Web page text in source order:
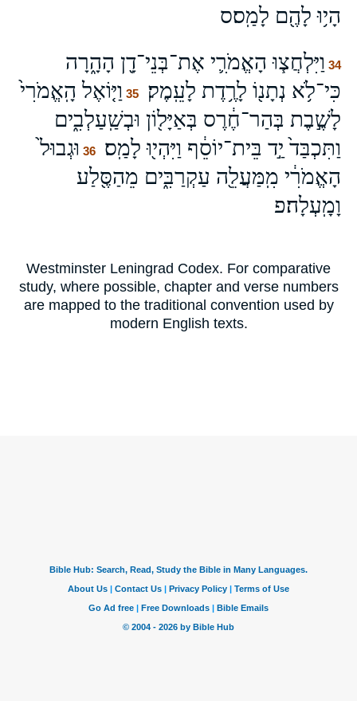
הָי֥וּ לָהֶ֖ם לָמַֽס׃ס
34 וַיִּלְחֲצ֧וּ הָאֱמֹרִ֛י אֶת־בְּנֵי־דָ֖ן הָהָ֑רָה
כִּי־לֹ֥א נְתָנ֖וֹ לָרֶ֥דֶת לָעֵֽמֶק׃
35 וַיּ֤וֹאֶל הָֽאֱמֹרִי֙
לָשֶׁ֣בֶת בְּהַר־חֶ֔רֶס בְּאַיָּל֖וֹן וּבְשַֽׁעַלְבִ֑ים
וַתִּכְבַּד֙ יַ֣ד בֵּית־יוֹסֵ֔ף וַיִּהְי֖וּ לָמַֽס׃
36 וּגְבוּל֙
הָאֱמֹרִ֔י מִֽמַּעֲלֵ֖ה עַקְרַבִּ֑ים מֵהַסֶּ֖לַע
וָמָֽעְלָה׃פ
Westminster Leningrad Codex. For comparative
study, where possible, chapter and verse numbers
are mapped to the traditional convention used by
modern English texts.